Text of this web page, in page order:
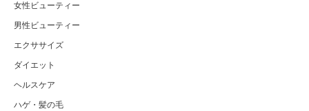
女性ビューティー
男性ビューティー
エクササイズ
ダイエット
ヘルスケア
ハゲ・髪の毛